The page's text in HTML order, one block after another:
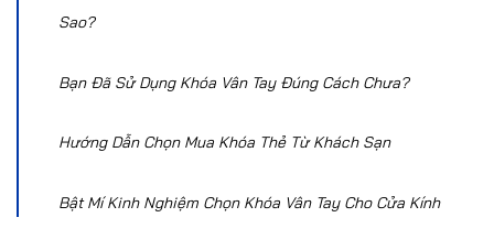
Sao?
Bạn Đã Sử Dụng Khóa Vân Tay Đúng Cách Chưa?
Hướng Dẫn Chọn Mua Khóa Thẻ Từ Khách Sạn
Bật Mí Kinh Nghiệm Chọn Khóa Vân Tay Cho Cửa Kính